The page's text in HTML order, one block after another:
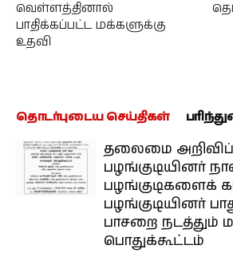
வெள்ளத்தினால்
பாதிக்கப்பட்ட மக்களுக்கு
உதவி
தொடர்புடைய செய்திகள்
தலைமை
பழங்குடியினர்
பழங்குடிகளைக்
பழங்குடியினர்
பாசறை நடத்தும்
பொதுக்கூட்டம்